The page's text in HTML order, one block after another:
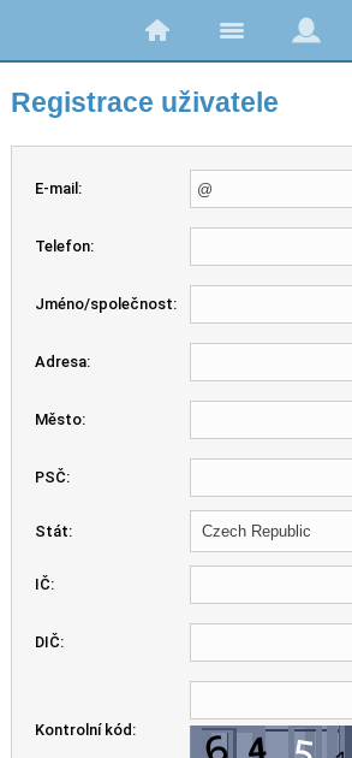
Registrace uživatele
E-mail:
Telefon:
Jméno/společnost:
Adresa:
Město:
PSČ:
Stát:
IČ:
DIČ:
Kontrolní kód: